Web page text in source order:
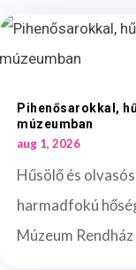
Pihenősarokkal,
múzeumban
aug 1, 2026
Hűsölő és
harmadfokú
Múzeum